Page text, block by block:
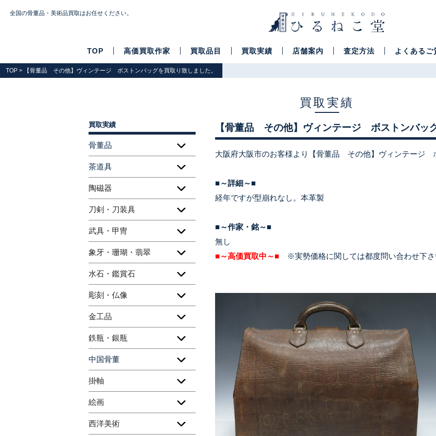
全国の骨董品・美術品買取はお任せください。
TOP 高価買取作家 買取品目 買取実績 店舗案内 査定方法 よくあるご
TOP > 【骨董品 その他】ヴィンテージ ボストンバッグを買取り致しました。
買取実績
【骨董品 その他】ヴィンテージ ボストンバッ
大阪府大阪市のお客様より【骨董品 その他】ヴィンテージ
■～詳細～■
経年ですが型崩れなし。本革製
■～作家・銘～■
無し
■～高価買取中～■ ※実勢価格に関しては都度問い合わせ下さ
買取実績
骨董品
茶道具
陶磁器
刀剣・刀装具
武具・甲冑
象牙・珊瑚・翡翠
水石・鑑賞石
彫刻・仏像
金工品
鉄瓶・銀瓶
中国骨董
掛軸
絵画
西洋美術